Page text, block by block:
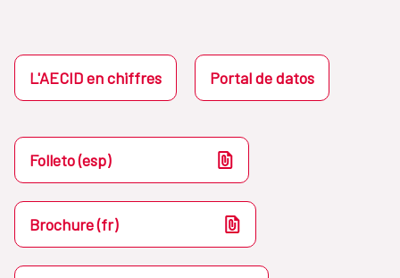
L'AECID en chiffres Portal de datos
Folleto (esp)
Brochure (fr)